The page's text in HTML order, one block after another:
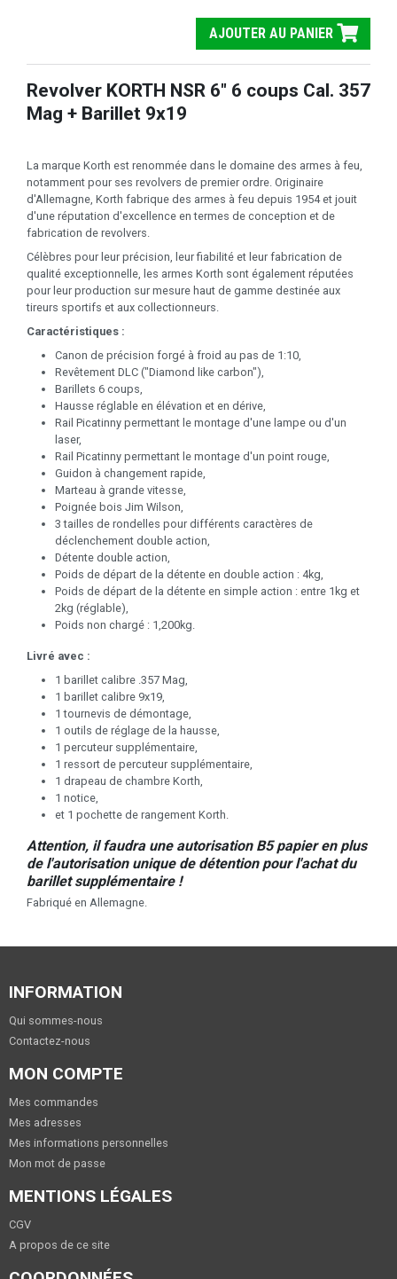
AJOUTER AU PANIER
Revolver KORTH NSR 6" 6 coups Cal. 357
Mag + Barillet 9x19
La marque Korth est renommée dans le domaine des armes à feu,
notamment pour ses revolvers de premier ordre. Originaire
d'Allemagne, Korth fabrique des armes à feu depuis 1954 et jouit
d'une réputation d'excellence en termes de conception et de
fabrication de revolvers.
Célèbres pour leur précision, leur fiabilité et leur fabrication de
qualité exceptionnelle, les armes Korth sont également réputées
pour leur production sur mesure haut de gamme destinée aux
tireurs sportifs et aux collectionneurs.
Caractéristiques :
Canon de précision forgé à froid au pas de 1:10,
Revêtement DLC ("Diamond like carbon"),
Barillets 6 coups,
Hausse réglable en élévation et en dérive,
Rail Picatinny permettant le montage d'une lampe ou d'un
laser,
Rail Picatinny permettant le montage d'un point rouge,
Guidon à changement rapide,
Marteau à grande vitesse,
Poignée bois Jim Wilson,
3 tailles de rondelles pour différents caractères de
déclenchement double action,
Détente double action,
Poids de départ de la détente en double action : 4kg,
Poids de départ de la détente en simple action : entre 1kg et
2kg (réglable),
Poids non chargé : 1,200kg.
Livré avec :
1 barillet calibre .357 Mag,
1 barillet calibre 9x19,
1 tournevis de démontage,
1 outils de réglage de la hausse,
1 percuteur supplémentaire,
1 ressort de percuteur supplémentaire,
1 drapeau de chambre Korth,
1 notice,
et 1 pochette de rangement Korth.
Attention, il faudra une autorisation B5 papier en plus
de l'autorisation unique de détention pour l'achat du
barillet supplémentaire !
Fabriqué en Allemagne.
INFORMATION
Qui sommes-nous
Contactez-nous
MON COMPTE
Mes commandes
Mes adresses
Mes informations personnelles
Mon mot de passe
MENTIONS LÉGALES
CGV
A propos de ce site